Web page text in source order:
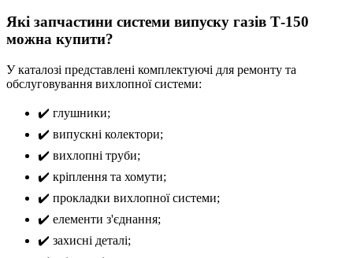
Які запчастини системи випуску газів Т-150
можна купити?
У каталозі представлені комплектуючі для ремонту та
обслуговування вихлопної системи:
✔️ глушники;
✔️ випускні колектори;
✔️ вихлопні труби;
✔️ кріплення та хомути;
✔️ прокладки вихлопної системи;
✔️ елементи з'єднання;
✔️ захисні деталі;